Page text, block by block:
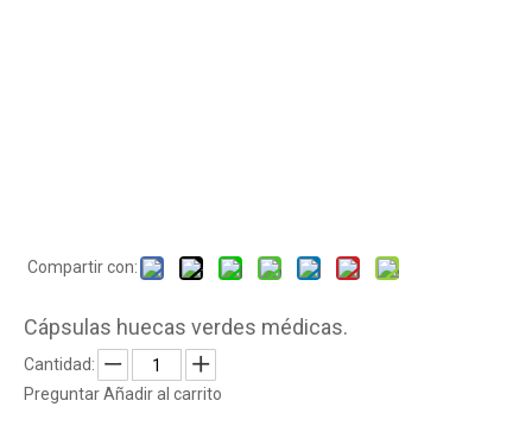
Compartir con:
Cápsulas huecas verdes médicas.
Cantidad:
PreguntarAñadir al carrito